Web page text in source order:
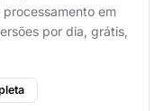
em
por dia, grátis,